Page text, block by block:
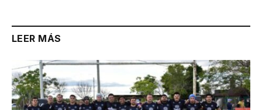
LEER MÁS